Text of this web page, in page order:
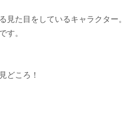
見た目をしているキャラクター。
す。
どころ！